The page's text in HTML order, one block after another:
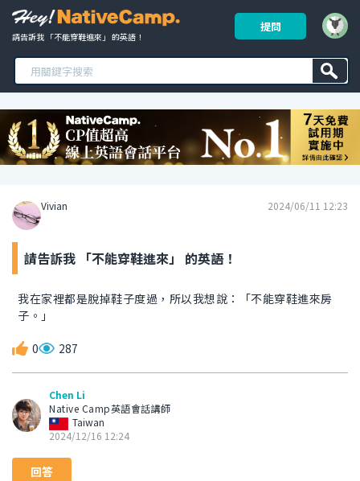
請告訴我 「不能穿鞋進來」 的英語！
提問
Vivian 2024/06/11 12:23
請告訴我 「不能穿鞋進來」 的英語！
我在家裡都是脫掉鞋子度過，所以我想說：「不能穿鞋進來房
子。」
0 287
Chen Li
Native Camp英語會話講師
Taiwan
2024/12/16 12:24
回答